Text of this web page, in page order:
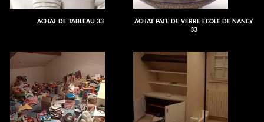
ACHAT DE TABLEAU 33
ACHAT PÂTE DE VERRE ECOLE DE NANCY
33